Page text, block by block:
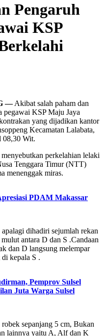
Pengaruh
KSP
—Akibat salah paham dan
pegawai KSP Maju Jaya
yang dijadikan kantor
Kecamatan Lalabata,
08,30 Wit.
perkelahian lelaki
Tenggara Timur (NTT)
menenggak miras.
PDAM Makassar
dihadiri sejumlah rekan
antara D dan S .Candaan
dan D langsung melempar
kepala S .
Pemprov Sulsel
Juta Warga Sulsel
sepanjang 5 cm, Bukan
lainnya yaitu A, Alf dan K